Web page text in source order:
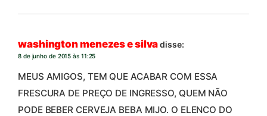
washington menezes e silvadisse:
8 de junho de 2015 às 11:25
MEUS AMIGOS, TEM QUE ACABAR COM ESSA
FRESCURA DE PREÇO DE INGRESSO, QUEM NÃO
PODE BEBER CERVEJA BEBA MIJO. O ELENCO DO